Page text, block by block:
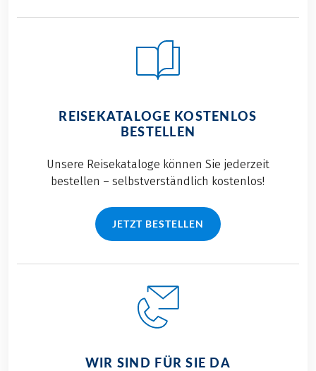
REISEKATALOGE KOSTENLOS
BESTELLEN
Unsere Reisekataloge können Sie jederzeit
bestellen – selbstverständlich kostenlos!
JETZT BESTELLEN
WIR SIND FÜR SIE DA